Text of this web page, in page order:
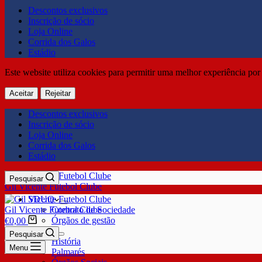
Descontos exclusivos
Inscrição de sócio
Loja Online
Corrida dos Galos
Estádio
Este website utiliza cookies para permitir uma melhor experiência
Aceitar Rejeitar
Descontos exclusivos
Inscrição de sócio
Loja Online
Corrida dos Galos
Estádio
Gil Vicente Futebol Clube
Pesquisar
SDUQ
Contrato de Sociedade
Órgãos de gestão
Clube
História
Palmarés
Gil Vicente Futebol Clube
€0,00
Pesquisar
Menu